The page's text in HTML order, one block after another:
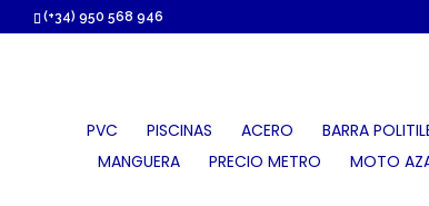
https://proauri.es/
(+34) 950 568 946
PVC PISCINAS ACERO BARRA
MANGUERA
PRECIO METRO MOTO